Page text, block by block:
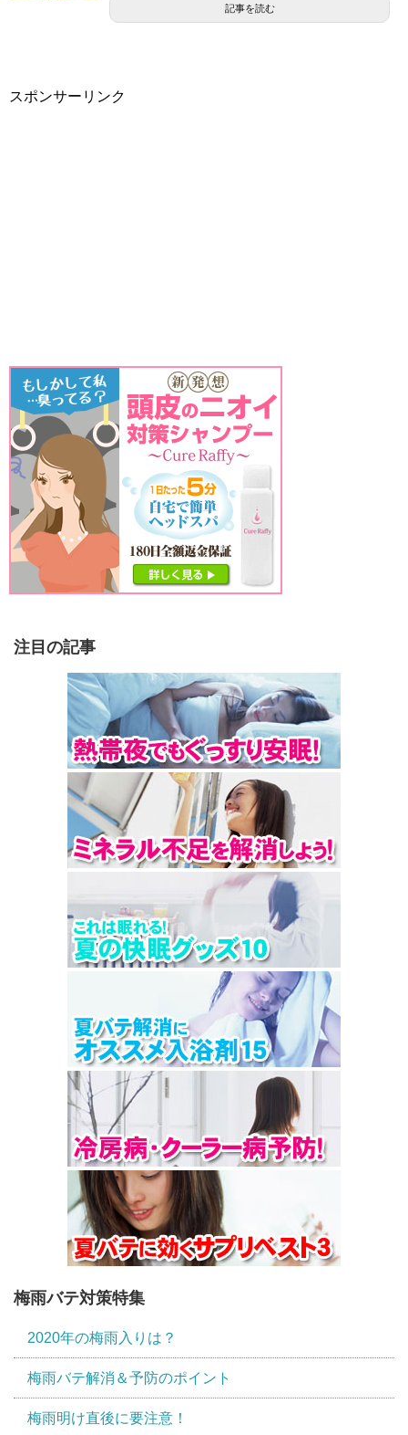
記事を読む
スポンサーリンク
注目の記事
梅雨バテ対策特集
2020年の梅雨入りは？
梅雨バテ解消＆予防のポイント
梅雨明け直後に要注意！